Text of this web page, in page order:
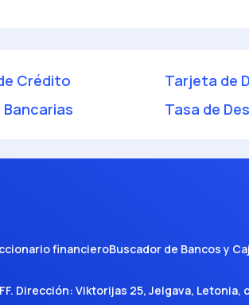
Crédito Tarjeta de
Tasa de
financieroBuscador de Bancos y
. Dirección: Viktorijas 25, Jelgava, Letonia,